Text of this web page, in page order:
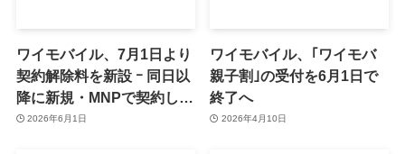
ワイモバイル、7月1日より
契約解除料を新設 ｰ 同日以
降に新規・MNPで契約した
ユーザーが対象
2026年6月1日
ワイモバイル、｢ワイモバ
親子割｣の受付を6月1日で
終了へ
2026年4月10日